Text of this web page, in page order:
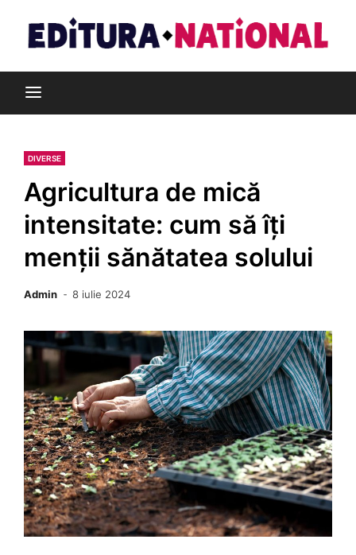
content
Editura Național
DIVERSE
Agricultura de mică
intensitate: cum să îți
menții sănătatea solului
Admin 8 iulie 2024